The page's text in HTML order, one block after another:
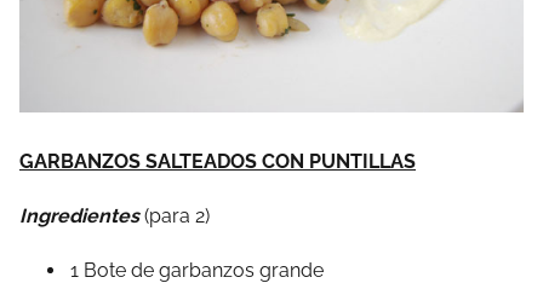
GARBANZOS SALTEADOS CON PUNTILLAS
Ingredientes(para 2)
1 Bote de garbanzos grande